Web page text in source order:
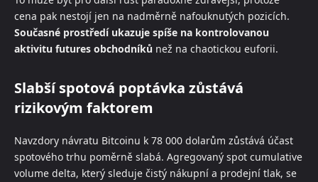
cena pak nestojí jen na nadměrně nafouknutých pozicích.
Současné prostředí ukazuje spíše na kontrolovanou
aktivitu futures obchodníků než na chaotickou euforii.
Slabší spotová poptávka zůstává
rizikovým faktorem
Navzdory návratu Bitcoinu k 78 000 dolarům zůstává účast
spotového trhu poměrně slabá. Agregovaný spot cumulative
volume delta, který sleduje čistý nákupní a prodejní tlak, se